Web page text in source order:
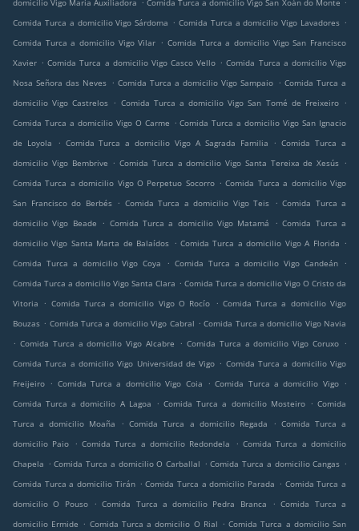
domicilio Vigo María Auxiliadora
Comida Turca a domicilio Vigo San Xoán do Monte
Comida Turca a domicilio Vigo Sárdoma . Comida Turca a domicilio Vigo Lavadores .
Comida Turca a domicilio Vigo Vilar . Comida Turca a domicilio Vigo San Francisco
Xavier . Comida Turca a domicilio Vigo Casco Vello . Comida Turca a domicilio Vigo
Nosa Señora das Neves . Comida Turca a domicilio Vigo Sampaio . Comida Turca a
domicilio Vigo Castrelos . Comida Turca a domicilio Vigo San Tomé de Freixeiro .
Comida Turca a domicilio Vigo O Carme . Comida Turca a domicilio Vigo San Ignacio
de Loyola
. Comida Turca a domicilio Vigo A Sagrada Familia . Comida Turca a
domicilio Vigo Bembrive . Comida Turca a domicilio Vigo Santa Tereixa de Xesús .
Comida Turca a domicilio Vigo O Perpetuo Socorro . Comida Turca a domicilio Vigo
San Francisco do Berbés
. Comida Turca a domicilio Vigo Teis . Comida Turca a
domicilio Vigo Beade
. Comida Turca a domicilio Vigo Matamá . Comida Turca a
domicilio Vigo Santa Marta de Balaídos . Comida Turca a domicilio Vigo A Florida .
Comida Turca a domicilio Vigo Coya
. Comida Turca a domicilio Vigo Candeán
.
Comida Turca a domicilio Vigo Santa Clara . Comida Turca a domicilio Vigo O Cristo da
Vitoria
. Comida Turca a domicilio Vigo O Rocío . Comida Turca a domicilio Vigo
Bouzas . Comida Turca a domicilio Vigo Cabral . Comida Turca a domicilio Vigo Navia
. Comida Turca a domicilio Vigo Alcabre . Comida Turca a domicilio Vigo Coruxo .
Comida Turca a domicilio Vigo Universidad de Vigo . Comida Turca a domicilio Vigo
Freijeiro . Comida Turca a domicilio Vigo Coia . Comida Turca a domicilio Vigo .
Comida Turca a domicilio A Lagoa
. Comida Turca a domicilio Mosteiro . Comida
Turca a domicilio Moaña
. Comida Turca a domicilio Regada . Comida Turca a
domicilio Paio
. Comida Turca a domicilio Redondela . Comida Turca a domicilio
Chapela . Comida Turca a domicilio O Carballal . Comida Turca a domicilio Cangas .
Comida Turca a domicilio Tirán . Comida Turca a domicilio Parada . Comida Turca a
domicilio O Pouso
. Comida Turca a domicilio Pedra Branca . Comida Turca a
domicilio Ermide . Comida Turca a domicilio O Rial . Comida Turca a domicilio San